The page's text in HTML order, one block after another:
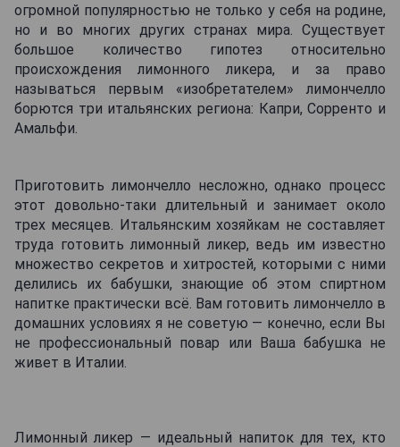
огромной популярностью не только у себя на родине,
но и во многих других странах мира. Существует
большое количество гипотез относительно
происхождения лимонного ликера, и за право
называться первым «изобретателем» лимончелло
борются три итальянских региона: Капри, Сорренто и
Амальфи.
Приготовить лимончелло несложно, однако процесс
этот довольно-таки длительный и занимает около
трех месяцев. Итальянским хозяйкам не составляет
труда готовить лимонный ликер, ведь им известно
множество секретов и хитростей, которыми с ними
делились их бабушки, знающие об этом спиртном
напитке практически всё. Вам готовить лимончелло в
домашних условиях я не советую — конечно, если Вы
не профессиональный повар или Ваша бабушка не
живет в Италии.
Лимонный ликер — идеальный напиток для тех, кто